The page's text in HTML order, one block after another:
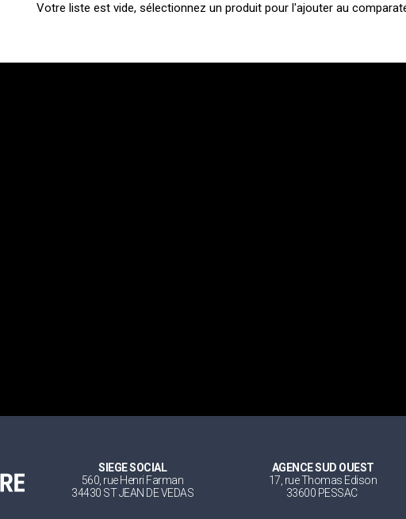
Votre liste est vide, sélectionnez un produit pour l'ajouter au
SIEGE SOCIAL
560, rue Henri Farman
34430 ST JEAN DE VEDAS
AGENCE SUD OUEST
17, rue Thomas Edison
33600 PESSAC